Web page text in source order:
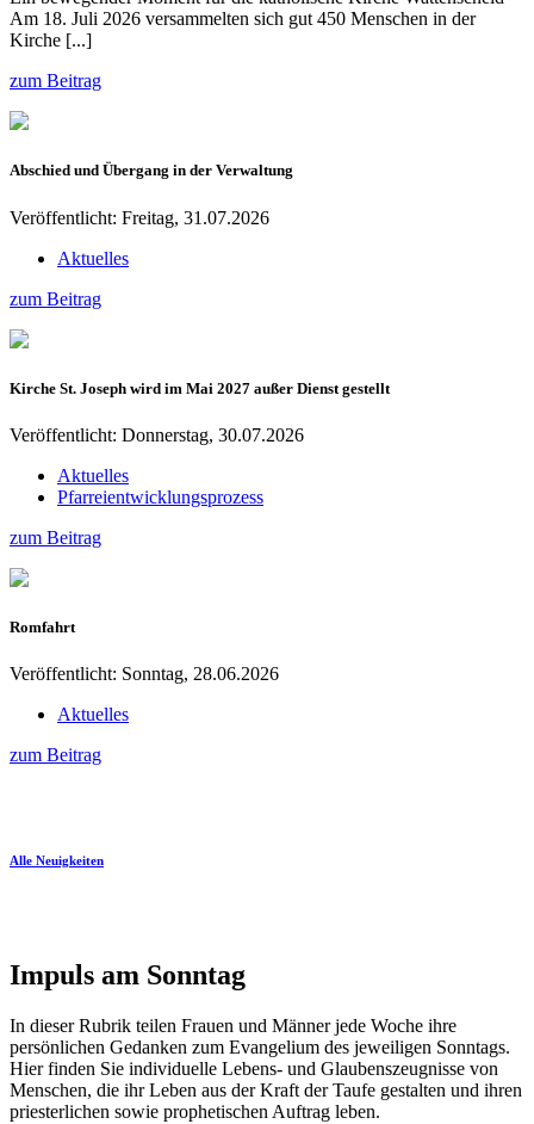
Am 18. Juli 2026 versammelten sich gut 450 Menschen in der
Kirche [...]
zum Beitrag
Abschied und Übergang in der Verwaltung
Veröffentlicht: Freitag, 31.07.2026
Aktuelles
zum Beitrag
Kirche St. Joseph wird im Mai 2027 außer Dienst gestellt
Veröffentlicht: Donnerstag, 30.07.2026
Aktuelles
Pfarreientwicklungsprozess
zum Beitrag
Romfahrt
Veröffentlicht: Sonntag, 28.06.2026
Aktuelles
zum Beitrag
Alle Neuigkeiten
Impuls am Sonntag
In dieser Rubrik teilen Frauen und Männer jede Woche ihre
persönlichen Gedanken zum Evangelium des jeweiligen Sonntags.
Hier finden Sie individuelle Lebens- und Glaubenszeugnisse von
Menschen, die ihr Leben aus der Kraft der Taufe gestalten und ihren
priesterlichen sowie prophetischen Auftrag leben.